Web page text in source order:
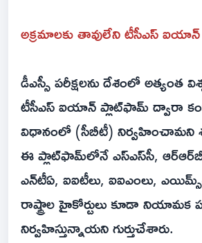
అక్రమాలకు తావులేని టీసీఎస్
డీఎస్సీ పరీక్షలను దేశంలో అత్యంత
టీసీఎస్ ఐయాన్ ప్లాట్‌ఫామ్ ద్వారా
విధానంలో (సీబీటీ) నిర్వహించామని
ఈ ప్లాట్‌ఫామ్‌లోనే ఎస్‌ఎస్‌సీ,
ఎన్‌టీఏ, ఐఐటీలు, ఐఐఎంలు,
రాష్ట్రాల హైకోర్టులు కూడా నియామక
నిర్వహిస్తున్నాయని గుర్తుచేశారు.